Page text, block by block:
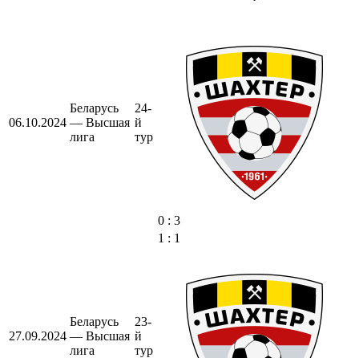
06.10.2024
Беларусь
— Высшая
лига
24-
й
тур
0 : 3
27.09.2024
Беларусь
— Высшая
лига
23-
й
тур
1 : 1